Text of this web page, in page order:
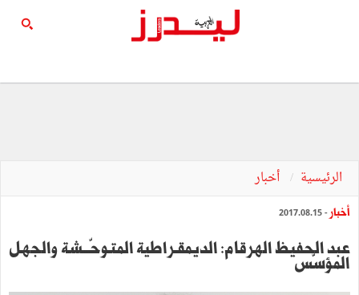
الرئيسية أخبار
أخبار - 2017.08.15
عبد الحفيظ الهرقام: الديمقـراطية المتـوحّـــشة والجهل
المؤسَّس